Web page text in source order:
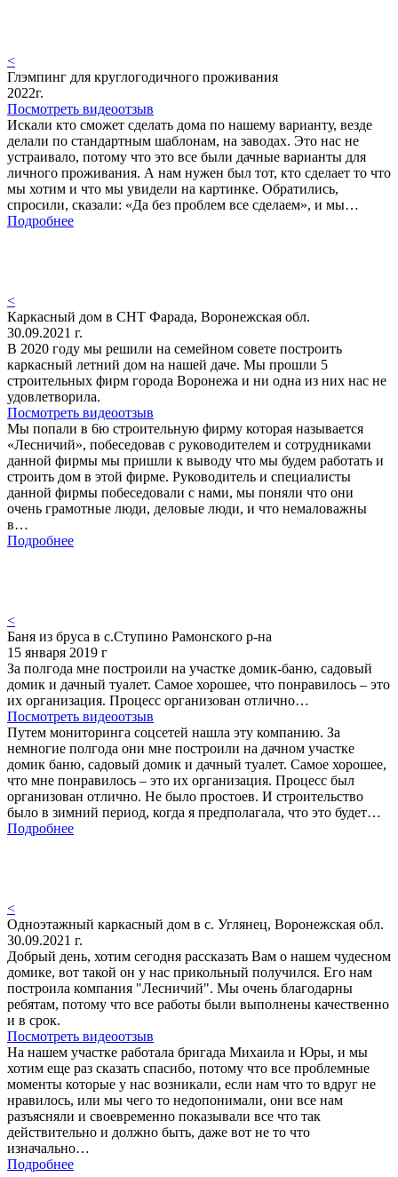
<
Глэмпинг для круглогодичного проживания
2022г.
Посмотреть видеоотзыв
Искали кто сможет сделать дома по нашему варианту, везде
делали по стандартным шаблонам, на заводах. Это нас не
устраивало, потому что это все были дачные варианты для
личного проживания. А нам нужен был тот, кто сделает то что
мы хотим и что мы увидели на картинке. Обратились,
спросили, сказали: «Да без проблем все сделаем», и мы…
Подробнее
<
Каркасный дом в СНТ Фарада, Воронежская обл.
30.09.2021 г.
В 2020 году мы решили на семейном совете построить
каркасный летний дом на нашей даче. Мы прошли 5
строительных фирм города Воронежа и ни одна из них нас не
удовлетворила.
Посмотреть видеоотзыв
Мы попали в 6ю строительную фирму которая называется
«Лесничий», побеседовав с руководителем и сотрудниками
данной фирмы мы пришли к выводу что мы будем работать и
строить дом в этой фирме. Руководитель и специалисты
данной фирмы побеседовали с нами, мы поняли что они
очень грамотные люди, деловые люди, и что немаловажны
в…
Подробнее
<
Баня из бруса в с.Ступино Рамонского р-на
15 января 2019 г
За полгода мне построили на участке домик-баню, садовый
домик и дачный туалет. Самое хорошее, что понравилось – это
их организация. Процесс организован отлично…
Посмотреть видеоотзыв
Путем мониторинга соцсетей нашла эту компанию. За
немногие полгода они мне построили на дачном участке
домик баню, садовый домик и дачный туалет. Самое хорошее,
что мне понравилось – это их организация. Процесс был
организован отлично. Не было простоев. И строительство
было в зимний период, когда я предполагала, что это будет…
Подробнее
<
Одноэтажный каркасный дом в с. Углянец, Воронежская обл.
30.09.2021 г.
Добрый день, хотим сегодня рассказать Вам о нашем чудесном
домике, вот такой он у нас прикольный получился. Его нам
построила компания "Лесничий". Мы очень благодарны
ребятам, потому что все работы были выполнены качественно
и в срок.
Посмотреть видеоотзыв
На нашем участке работала бригада Михаила и Юры, и мы
хотим еще раз сказать спасибо, потому что все проблемные
моменты которые у нас возникали, если нам что то вдруг не
нравилось, или мы чего то недопонимали, они все нам
разъясняли и своевременно показывали все что так
действительно и должно быть, даже вот не то что
изначально…
Подробнее